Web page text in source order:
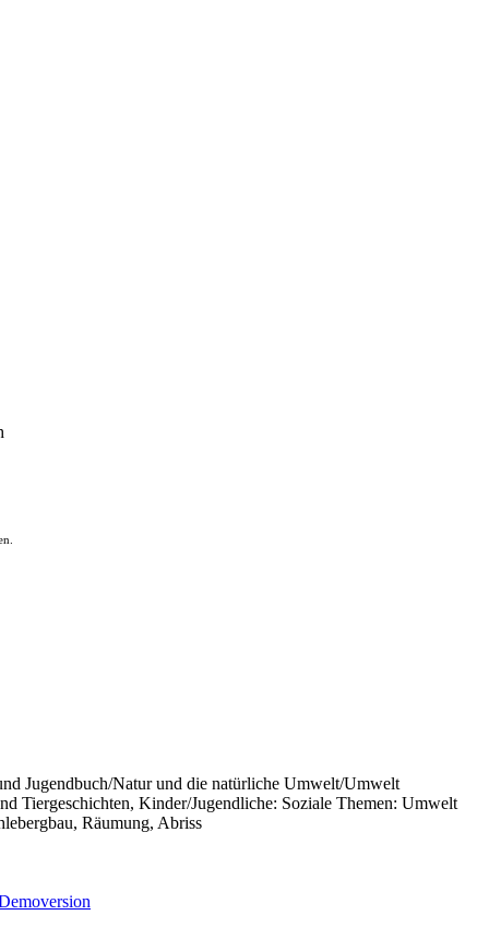
Jugendbuch/Natur und die natürliche Umwelt/Umwelt
Tiergeschichten, Kinder/Jugendliche: Soziale Themen: Umwelt
Räumung, Abriss